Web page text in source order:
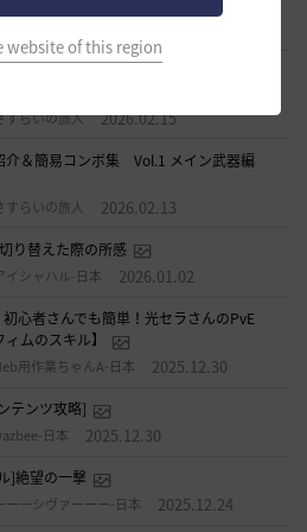
website of this region
すらいの旅人 2026.02.15
＆簡易コンボ集 Vol.1 メイン武器編
すらいの旅人 2026.02.13
り替えた際の所感
イシャハル-日本 2026.01.02
初心者さんでも簡単！光セラさんのPvE
ムのスキル】
用作業ちゃんA-日本 2025.12.30
テンツ攻略]
日本 2025.12.30
]絶望の一撃
ーーシヴァーーー-日本 2025.12.24